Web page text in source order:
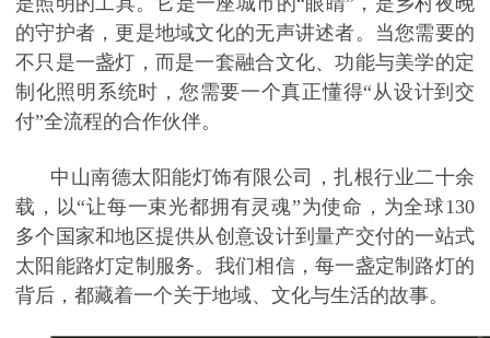
的守护者，更是地域文化的无声讲述者。当您需要的
不只是一盏灯，而是一套融合文化、功能与美学的定
制化照明系统时，您需要一个真正懂得“从设计到交
付”全流程的合作伙伴。
中山南德太阳能灯饰有限公司，扎根行业二十余
载，以“让每一束光都拥有灵魂”为使命，为全球130
多个国家和地区提供从创意设计到量产交付的一站式
太阳能路灯定制服务。我们相信，每一盏定制路灯的
背后，都藏着一个关于地域、文化与生活的故事。